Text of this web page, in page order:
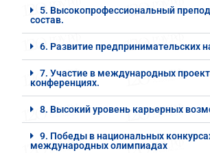
5. Высокопрофессиональный
состав.
6. Развитие предпринимательских
7. Участие в международных
конференциях.
8. Высокий уровень карьерных
9. Победы в национальных
международных олимпиадах